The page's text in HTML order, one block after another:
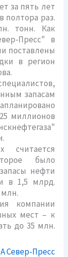
за пять лет
полтора раз.
тонн. Как
Пресс" в
поставлены
в регион
запасам
миллионов
было
нефти
в 1,5 млрд.
млн.
компании
мест – к
до 35 млн.
Север-Пресс